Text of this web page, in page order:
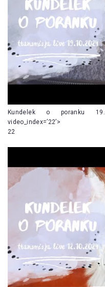
Kundelek o poranku
video_index=’22’>
22